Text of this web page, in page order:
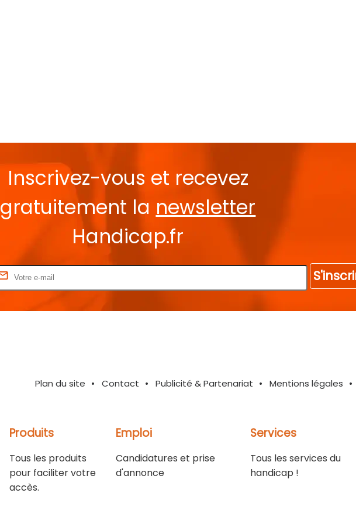
Inscrivez-vous et recevez
gratuitement la newsletter
Handicap.fr
Plan du site Contact Publicité & Partenariat Mentions légales
Produits
Tous les produits
pour faciliter votre
accès.
Emploi
Candidatures et prise
d'annonce
Services
Tous les services du
handicap !